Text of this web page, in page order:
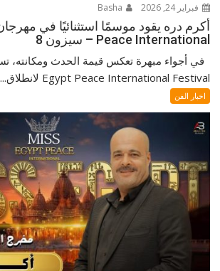
فبراير 24, 2026
Peace International – سيزون 8
Egypt Peace International Festival لانطلاق...
اخبار الفن